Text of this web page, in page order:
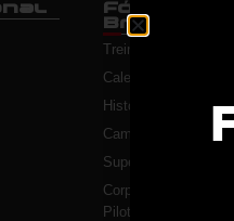
Fórmula
Brasil
Treinos Livres
Calendário
Histórico
Campeões
Super Curso
Corporativo
Pilotos